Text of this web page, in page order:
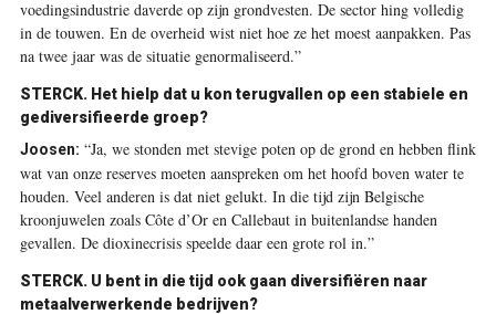
voedingsindustrie daverde op zijn grondvesten. De ­sector hing volledig
in de touwen. En de overheid wist niet hoe ze het moest aanpakken. Pas
na twee jaar was de situatie genormaliseerd.”
STERCK. Het hielp dat u kon terugvallen op een stabiele en
gediversifieerde groep?
Joosen: “Ja, we stonden met stevige poten op de grond en hebben flink
wat van onze reserves moeten aanspreken om het hoofd boven water te
houden. Veel anderen is dat niet gelukt. In die tijd zijn Belgische
kroonjuwelen zoals Côte d’Or en Callebaut in buitenlandse handen
gevallen. De dioxinecrisis speelde daar een grote rol in.”
STERCK. U bent in die tijd ook gaan diversifiëren naar
metaalverwerkende bedrijven?